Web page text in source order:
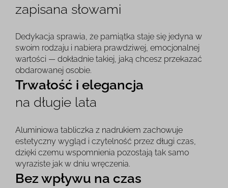
zapisana słowami
Dedykacja sprawia, że pamiątka staje się jedyna w
swoim rodzaju i nabiera prawdziwej, emocjonalnej
wartości — dokładnie takiej, jaką chcesz przekazać
obdarowanej osobie.
Trwałość i elegancja
na długie lata
Aluminiowa tabliczka z nadrukiem zachowuje
estetyczny wygląd i czytelność przez długi czas,
dzięki czemu wspomnienia pozostają tak samo
wyraziste jak w dniu wręczenia.
Bez wpływu na czas